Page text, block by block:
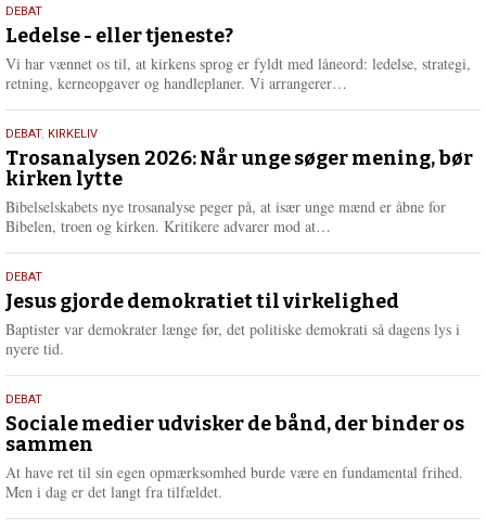
e
r
e
10.
juni
2026
DEBAT
Ledelse - eller tjeneste?
Vi har vænnet os til, at kirkens sprog er fyldt med låneord: ledelse, strategi,
retning, kerneopgaver og handleplaner. Vi arrangerer…
e
2.
juni
2026
DEBAT, KIRKELIV
Trosanalysen 2026: Når unge søger mening, bør
kirken lytte
Bibelselskabets nye trosanalyse peger på, at især unge mænd er åbne for
Bibelen, troen og kirken. Kritikere advarer mod at…
e
r
18.
maj
2026
DEBAT
Jesus gjorde demokratiet til virkelighed
Baptister var demokrater længe før, det politiske demokrati så dagens lys i
nyere tid.
18.
maj
2026
DEBAT
Sociale medier udvisker de bånd, der binder os
sammen
At have ret til sin egen opmærksomhed burde være en fundamental frihed.
Men i dag er det langt fra tilfældet.